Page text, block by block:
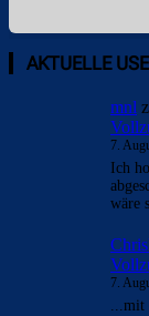
AKTUELLE
mnl
7.
Ich
wäre
7.
...mit